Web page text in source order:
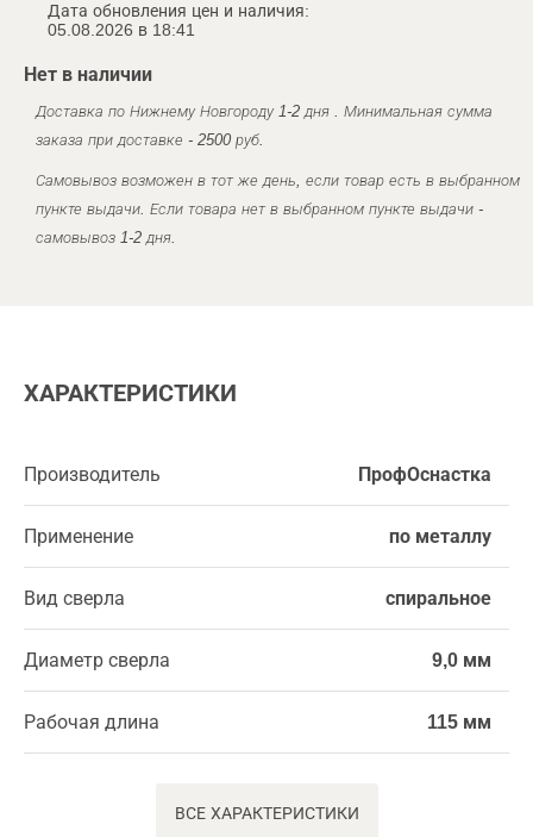
Дата обновления цен и наличия:
05.08.2026 в 18:41
Нет в наличии
Доставка по Нижнему Новгороду 1-2 дня . Минимальная сумма
заказа при доставке - 2500 руб.
Самовывоз возможен в тот же день, если товар есть в выбранном
пункте выдачи. Если товара нет в выбранном пункте выдачи -
самовывоз 1-2 дня.
ХАРАКТЕРИСТИКИ
Производитель ПрофОснастка
Применение по металлу
Вид сверла спиральное
Диаметр сверла 9,0 мм
Рабочая длина 115 мм
ВСЕ ХАРАКТЕРИСТИКИ